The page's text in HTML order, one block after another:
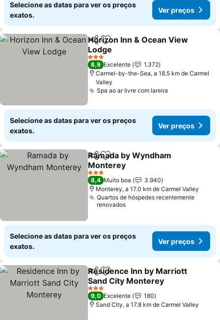
Selecione as datas para ver os preços
exatos.
Ver preços
PartilharAdicionar aos favoritos
Horizon Inn & Ocean View
Lodge
3 Estrelas
8,9 Excelente
1.372
Carmel-by-the-Sea, a 18.5 km de Carmel
Valley
Spa ao ar livre com lareira
Selecione as datas para ver os preços
exatos.
Ver preços
PartilharAdicionar aos favoritos
Ramada by Wyndham
Monterey
3 Estrelas
8,4 Muito boa
3.940
Monterey, a 17.0 km de Carmel Valley
Quartos de hóspedes recentemente
renovados
Selecione as datas para ver os preços
exatos.
Ver preços
PartilharAdicionar aos favoritos
Residence Inn by Marriott
Sand City Monterey
3 Estrelas
9,0 Excelente
180
Sand City, a 17.8 km de Carmel Valley